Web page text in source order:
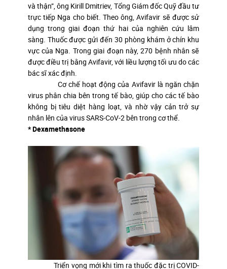
và thận”, ông Kirill Dmitriev, Tổng Giám đốc Quỹ đầu tư
trực tiếp Nga cho biết. Theo ông, Avifavir sẽ được sử
dụng trong giai đoạn thứ hai của nghiên cứu lâm
sàng. Thuốc được gửi đến 30 phòng khám ở chín khu
vực của Nga. Trong giai đoạn này, 270 bệnh nhân sẽ
được điều trị bằng Avifavir, với liều lượng tối ưu do các
bác sĩ xác định.
Cơ chế hoạt động của Avifavir là ngăn chặn
virus phân chia bên trong tế bào, giúp cho các tế bào
không bị tiêu diệt hàng loạt, và nhờ vậy cản trở sự
nhân lên của virus SARS-CoV-2 bên trong cơ thể.
* Dexamethasone
Triển vọng mới khi tìm ra thuốc đặc trị COVID-